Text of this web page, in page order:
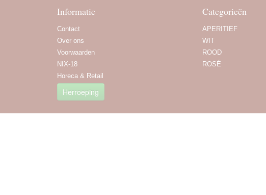
Informatie
Contact
Over ons
Voorwaarden
NIX-18
Horeca & Retail
Herroeping
Categorieën
APERITIEF
WIT
ROOD
ROSÉ